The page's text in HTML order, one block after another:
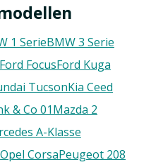
1 SerieBMW 3 Serie
Ford FocusFord Kuga
TucsonKia Ceed
& Co 01Mazda 2
A-Klasse
Opel CorsaPeugeot 208